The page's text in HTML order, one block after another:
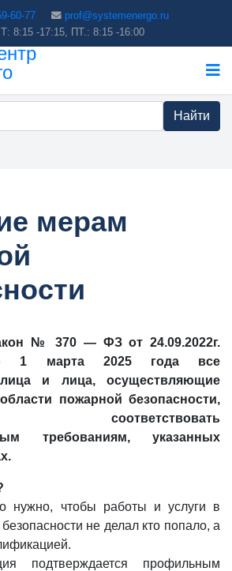
60-77
prof@systemenergo.ru
8:15 -17:15, ПТ.: 8:15 -16:00
Найти
мерам
№ 370 — ФЗ от 24.09.2022г.
1 марта 2025 года все
лица и лица, осуществляющие
пожарной безопасности,
требованиям, указанных
нужно, чтобы работы и услуги в
не делал кто попало, а
подтверждается профильным